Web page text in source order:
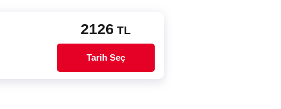
2126 TL
Tarih Seç